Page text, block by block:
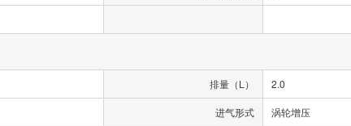
排量（L） 2.0
进气形式 涡轮增压